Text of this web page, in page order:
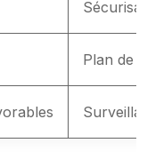
Plan de